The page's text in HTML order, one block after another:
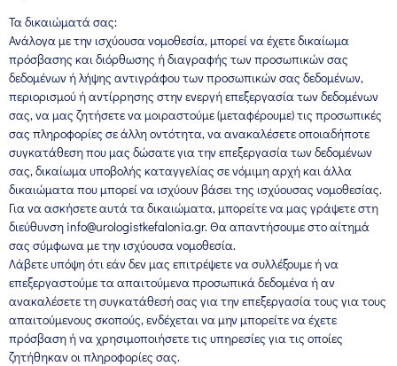
Τα δικαιώματά σας:
Ανάλογα με την ισχύουσα νομοθεσία, μπορεί να έχετε δικαίωμα
πρόσβασης και διόρθωσης ή διαγραφής των προσωπικών σας
δεδομένων ή λήψης αντιγράφου των προσωπικών σας δεδομένων,
περιορισμού ή αντίρρησης στην ενεργή επεξεργασία των δεδομένων
σας, να μας ζητήσετε να μοιραστούμε (μεταφέρουμε) τις προσωπικές
σας πληροφορίες σε άλλη οντότητα, να ανακαλέσετε οποιαδήποτε
συγκατάθεση που μας δώσατε για την επεξεργασία των δεδομένων
σας, δικαίωμα υποβολής καταγγελίας σε νόμιμη αρχή και άλλα
δικαιώματα που μπορεί να ισχύουν βάσει της ισχύουσας νομοθεσίας.
Για να ασκήσετε αυτά τα δικαιώματα, μπορείτε να μας γράψετε στη
διεύθυνση info@urologistkefalonia.gr. Θα απαντήσουμε στο αίτημά
σας σύμφωνα με την ισχύουσα νομοθεσία.
Λάβετε υπόψη ότι εάν δεν μας επιτρέψετε να συλλέξουμε ή να
επεξεργαστούμε τα απαιτούμενα προσωπικά δεδομένα ή αν
ανακαλέσετε τη συγκατάθεσή σας για την επεξεργασία τους για τους
απαιτούμενους σκοπούς, ενδέχεται να μην μπορείτε να έχετε
πρόσβαση ή να χρησιμοποιήσετε τις υπηρεσίες για τις οποίες
ζητήθηκαν οι πληροφορίες σας.